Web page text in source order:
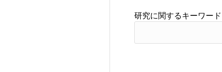
研究に関するキーワード